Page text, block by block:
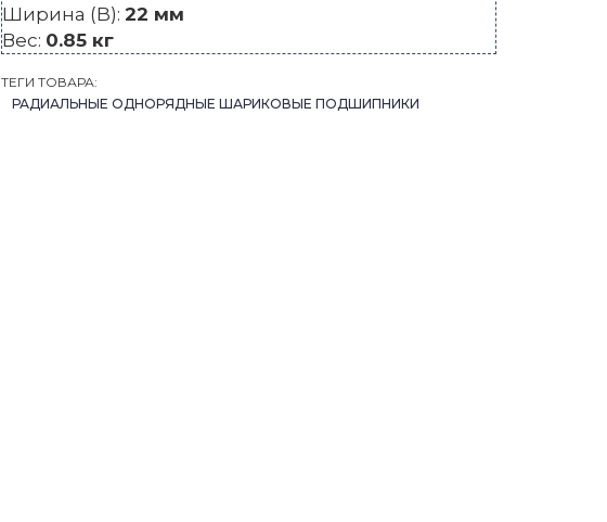
Ширина (B): 22 мм
Вес: 0.85 кг
ТЕГИ ТОВАРА:
РАДИАЛЬНЫЕ ОДНОРЯДНЫЕ ШАРИКОВЫЕ ПОДШИПНИКИ